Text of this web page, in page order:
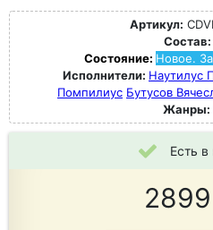
Артикул:
Состав:
Состояние: Новое.
Исполнители: Наутилус
Помпилиус Бутусов
Жанры:
Есть в
2899